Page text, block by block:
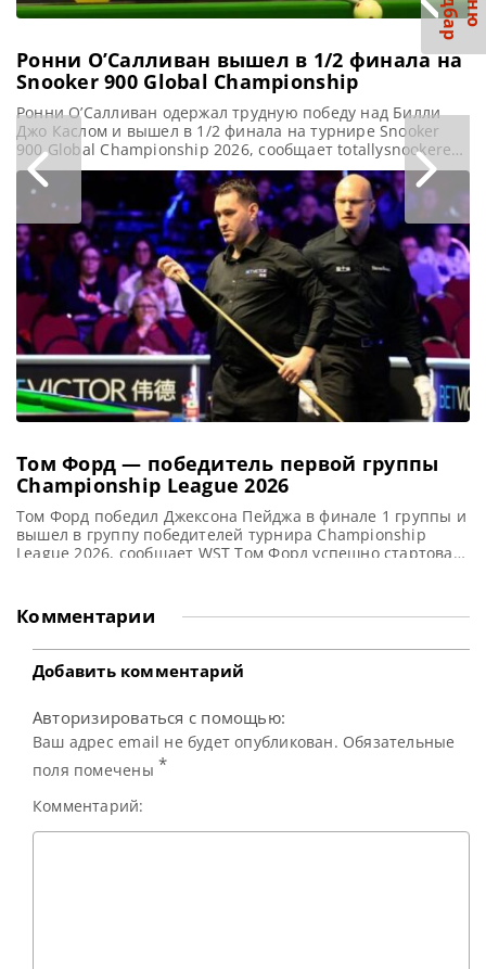
Ронни О’Салливан вышел в 1/2 финала на
Snooker 900 Global Championship
Ронни О’Салливан одержал трудную победу над Билли
Джо Каслом и вышел в 1/2 финала на турнире Snooker
900 Global Championship 2026, сообщает totallysnookered
Ронни О’Салливан сумел избежать поражения от
любителя, с трудом одержав победу в первом матче на
турнире Snooker 900 Global Championship 2026.
О’Салливан выбил из турнира бывшего Чемпиона Англии
среди любителей Билли Джо
Том Форд — победитель первой группы
Championship League 2026
Том Форд победил Джексона Пейджа в финале 1 группы и
вышел в группу победителей турнира Championship
League 2026, сообщает WST Том Форд успешно стартовал
матче над Джексоном Пейджем со счётом 3-1. И этот
результат гарантировал ему место в группе победителей.
Местный фаворит
Комментарии
Добавить комментарий
Авторизироваться с помощью:
Ваш адрес email не будет опубликован. Обязательные
поля помечены *
Комментарий: